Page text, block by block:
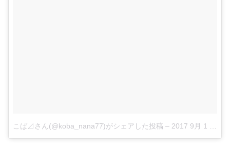
こば⊿さん(@koba_nana77)がシェアした投稿 – 2017 9月 1 6:03午前 PDT